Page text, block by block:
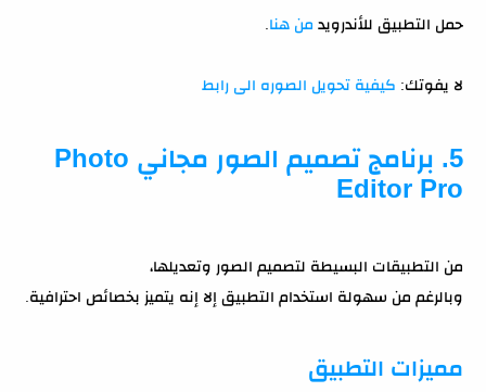
حمل التطبيق للأندرويد من هنا
لا يفوتك: كيفية تحويل الصوره الى رابط
5. برنامج تصميم الصور مجاني Photo
Editor Pro
من التطبيقات البسيطة لتصميم الصور وتعديلها،
وبالرغم من سهولة استخدام التطبيق إلا إنه يتميز بخصائص احترافية.
مميزات التطبيق